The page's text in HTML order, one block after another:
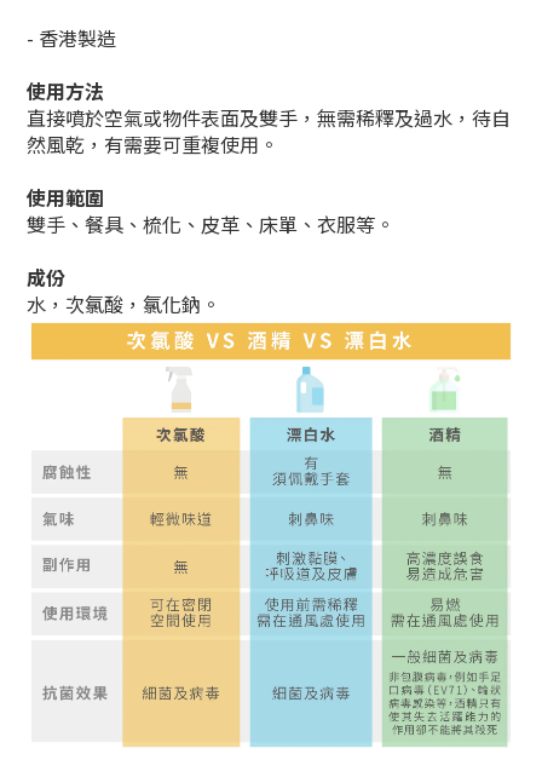
- 香港製造
使用方法
直接噴於空氣或物件表面及雙手，無需稀釋及過水，待自
然風乾，有需要可重複使用。
使用範圍
雙手、餐具、梳化、皮革、床單、衣服等。
成份
水，次氯酸，氯化鈉。